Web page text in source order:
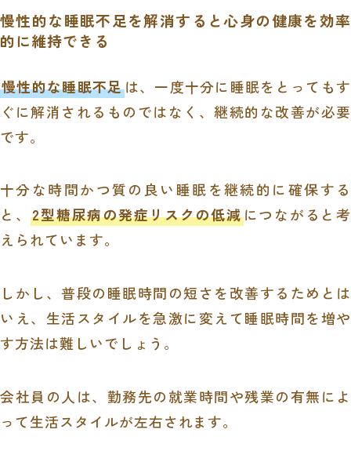
慢性的な睡眠不足を解消すると心身の健康を効率
的に維持できる
慢性的な睡眠不足は、一度十分に睡眠をとってもす
ぐに解消されるものではなく、継続的な改善が必要
です。
十分な時間かつ質の良い睡眠を継続的に確保する
と、2型糖尿病の発症リスクの低減につながると考
えられています。
しかし、普段の睡眠時間の短さを改善するためとは
いえ、生活スタイルを急激に変えて睡眠時間を増や
す方法は難しいでしょう。
会社員の人は、勤務先の就業時間や残業の有無によ
って生活スタイルが左右されます。